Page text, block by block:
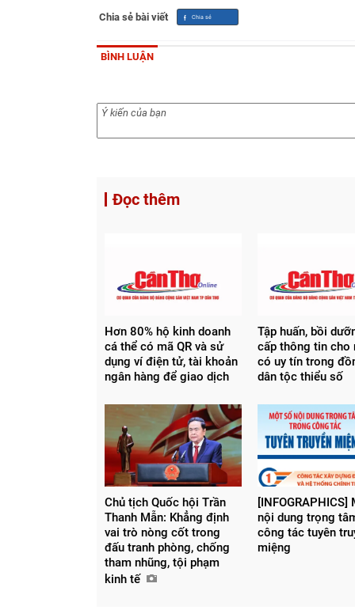
Chia sẻ bài viết
BÌNH LUẬN
Đọc thêm
Hơn 80% hộ kinh doanh
cá thể có mã QR và sử
dụng ví điện tử, tài khoản
ngân hàng để giao dịch
Tập huấn, bồi
cấp thông tin cho
có uy tín trong
dân tộc thiểu số
Chủ tịch Quốc hội Trần
Thanh Mẫn: Khẳng định
vai trò nòng cốt trong
đấu tranh phòng, chống
tham nhũng, tội phạm
kinh tế
[INFOGRAPHICS]
nội dung trọng
công tác tuyên
miệng